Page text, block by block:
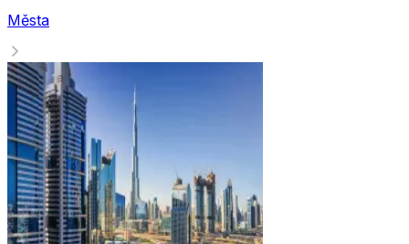
Města